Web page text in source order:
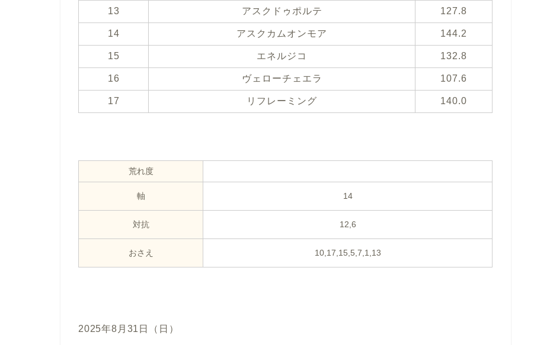
13 アスクドゥポルテ 127.8
14 アスクカムオンモア 144.2
15 エネルジコ 132.8
16 ヴェローチェエラ 107.6
17 リフレーミング 140.0
荒れ度
軸 14
対抗 12,6
おさえ 10,17,15,5,7,1,13
2025年8月31日（日）